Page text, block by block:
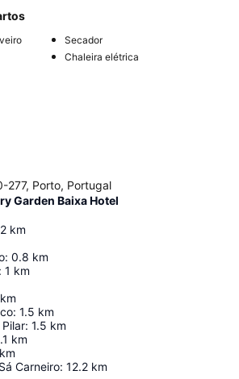
Secador
Chaleira elétrica
277, Porto, Portugal
Garden Baixa Hotel
km
: 0.8 km
: 1 km
km
: 1.5 km
: 1.5 km
km
km
Carneiro: 12.2 km